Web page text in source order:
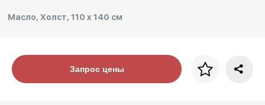
Масло, Холст, 110 x 140 см
Цена за багетЗапрос цены